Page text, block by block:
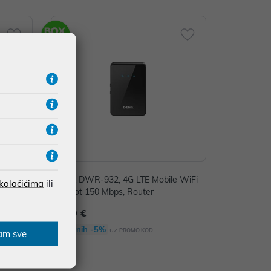
D-Link DWR-932, 4G LTE Mobile WiFi
Hotspot 150 Mbps, Router
47,00 €
Dodatnih -5% uz PROMO KOD
ili
sve